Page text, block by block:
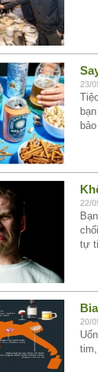
23/
22/
tự
20/